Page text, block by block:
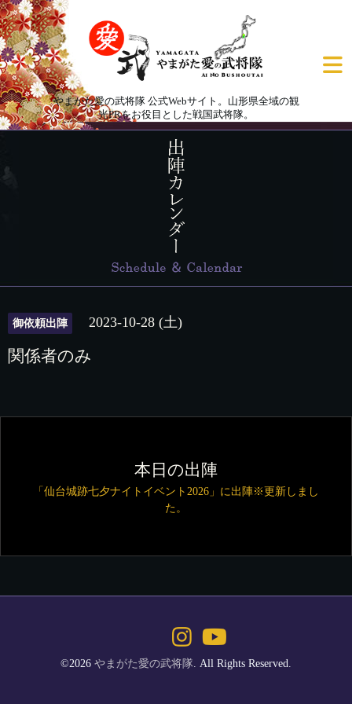
やまがた愛の武将隊 公式Webサイト。山形県全域の観
光PRをお役目とした戦国武将隊。
御依頼出陣 2023-10-28 (土)
関係者のみ
本日の出陣
「仙台城跡七夕ナイトイベント2026」に出陣※更新しまし
た。
©2026 やまがた愛の武将隊. All Rights Reserved.